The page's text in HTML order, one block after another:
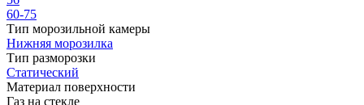
60-75
Тип морозильной камеры
Нижняя морозилка
Тип разморозки
Статический
Материал поверхности
Газ на стекле